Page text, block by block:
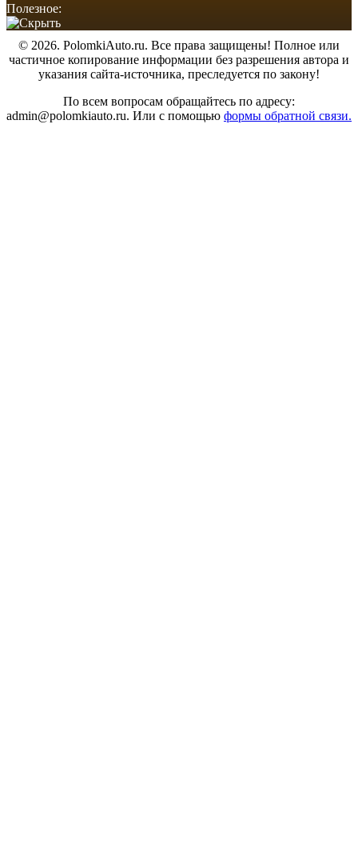
Полезное:
© 2026. PolomkiAuto.ru. Все права защищены! Полное или
частичное копирование информации без разрешения автора и
указания сайта-источника, преследуется по закону!
По всем вопросам обращайтесь по адресу:
admin@polomkiauto.ru. Или с помощью формы обратной связи.